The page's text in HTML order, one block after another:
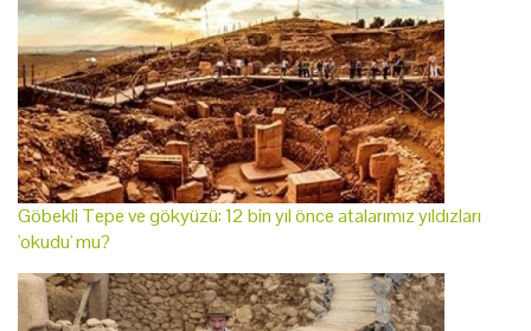
Göbekli Tepe ve gökyüzü: 12 bin yıl önce atalarımız yıldızları
'okudu' mu?